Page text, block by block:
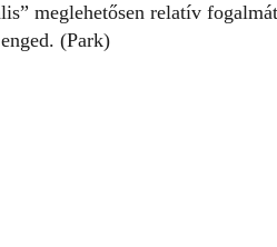
meglehetősen relatív
(Park)